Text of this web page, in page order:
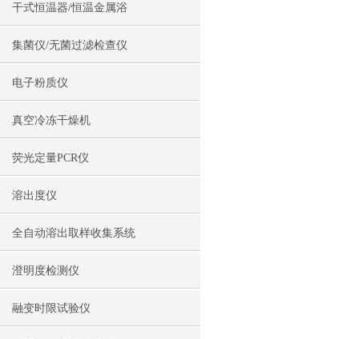
干式恒温器/恒温金属浴
集菌仪/无菌过滤检查仪
电子粉质仪
真空冷冻干燥机
荧光定量PCR仪
溶出度仪
全自动溶出取样收集系统
澄明度检测仪
融变时限试验仪